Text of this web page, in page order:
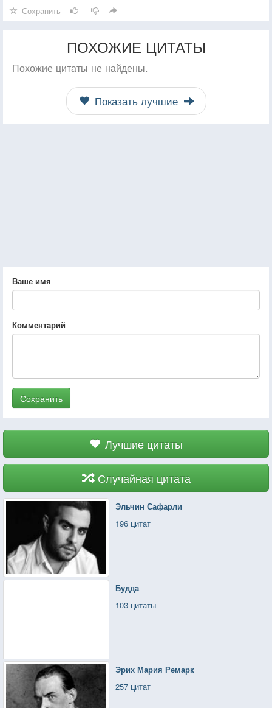
Сохранить
ПОХОЖИЕ ЦИТАТЫ
Похожие цитаты не найдены.
Показать лучшие
Ваше имя
Комментарий
Сохранить
Лучшие цитаты
Случайная цитата
Эльчин Сафарли
196 цитат
Будда
103 цитаты
Эрих Мария Ремарк
257 цитат